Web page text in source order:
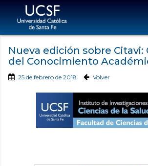
Nueva edición sobre Citavi:
del Conocimiento
25 de febrero de 2018 Volver